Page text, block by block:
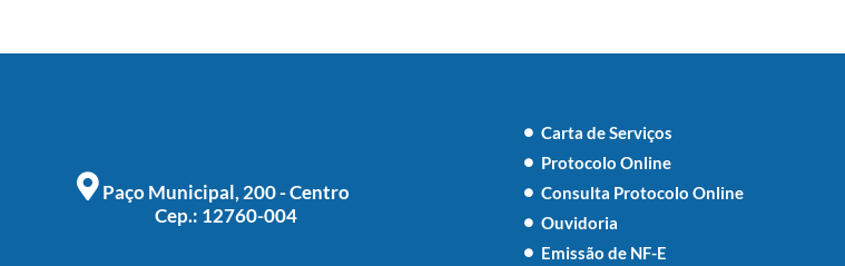
Paço Municipal, 200 - Centro
Cep.: 12760-004
Carta de Serviços
Protocolo Online
Consulta Protocolo Online
Ouvidoria
Emissão de NF-E